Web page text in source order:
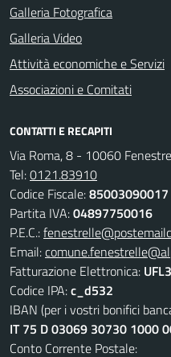
Galleria Fotografica
Galleria Video
Attività economiche e Servizi
Associazioni e Comitati
CONTATTI E RECAPITI
Via Roma, 8 - 10060
Tel:0121.83910
Codice Fiscale:85003090017
Partita IVA:04897750016
P.E.C.:
Email:
Fatturazione Elettronica:
Codice IPA:c_d532
IBAN (per i vostri bonifici
IT 75 D 03069 30730 1000
Conto Corrente Postale: